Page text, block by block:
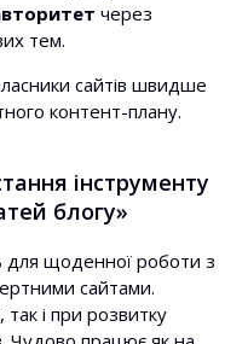
через
тем.
сайтів швидше
контент-плану.
інструменту
блогу»
для щоденної роботи з
сайтами.
і при розвитку